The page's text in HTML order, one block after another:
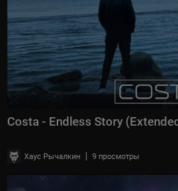
Costa - Endless Story
Хаус Рычалкин | 9 просмотры